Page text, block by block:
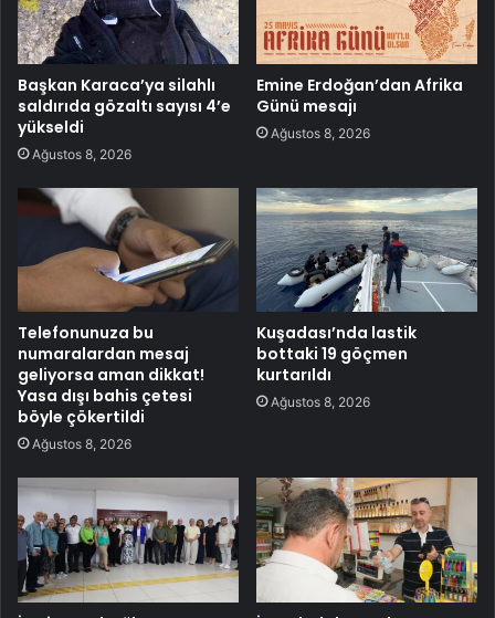
Başkan Karaca’ya silahlı
saldırıda gözaltı sayısı 4’e
yükseldi
Ağustos 8, 2026
Emine Erdoğan’dan Afrika
Günü mesajı
Ağustos 8, 2026
Telefonunuza bu
numaralardan mesaj
geliyorsa aman dikkat!
Yasa dışı bahis çetesi
böyle çökertildi
Ağustos 8, 2026
Kuşadası’nda lastik
bottaki 19 göçmen
kurtarıldı
Ağustos 8, 2026